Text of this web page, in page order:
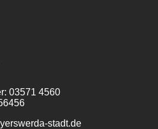
03571 4560
stadt.de